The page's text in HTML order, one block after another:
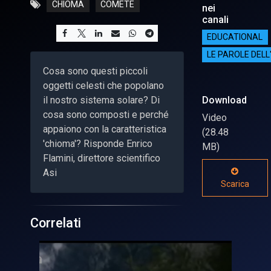
CHIOMA COMETE
Cosa sono questi piccoli
oggetti celesti che popolano
il nostro sistema solare? Di
cosa sono composti e perché
appaiono con la caratteristica
'chioma'? Risponde Enrico
Flamini, direttore scientifico
Asi
nei
canali
EDUCATIONAL
LE PAROLE
Download
Video
(28.48
MB)
Scarica
Correlati